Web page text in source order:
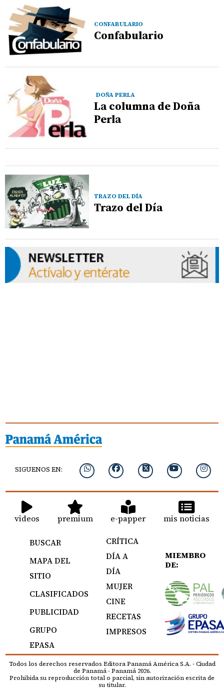
CONFABULARIO
Confabulario
DOÑA PERLA
La columna de Doña
Perla
TRAZO DEL DÍA
Trazo del Día
SIGUENOS EN:
videos premium e-papper mis noticias
BUSCAR
MAPA DEL
SITIO
CLASIFICADOS
PUBLICIDAD
GRUPO
EPASA
CRÍTICA
DÍA A
DÍA
MUJER
CINE
RECETAS
IMPRESOS
MIEMBRO
DE:
Todos los derechos reservados Editora Panamá América S.A. - Ciudad
de Panamá - Panamá 2026.
Prohibida su reproducción total o parcial, sin autorización escrita de
su titular.